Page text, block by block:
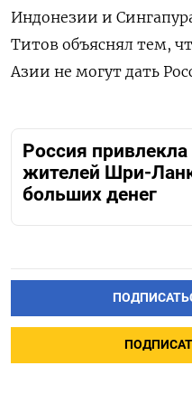
Индонезии и
Титов объяснял тем,
Азии не могут дать
Россия
жителей Шри-
больших денег